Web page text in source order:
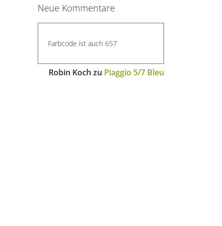
Neue Kommentare
Farbcode ist auch 657
Robin Koch zu Piaggio 5/7 Bleu